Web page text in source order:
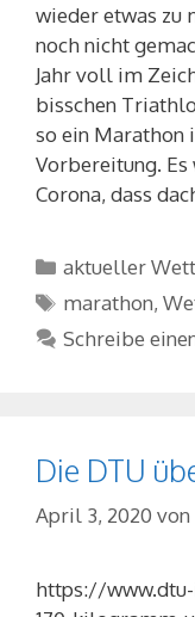
wieder etwas zu
noch nicht
Jahr voll im
bisschen
so ein Marathon
Vorbereitung.
Corona, dass
Kategorien
aktueller
Schlagwörter
marathon,
Schreibe
Die DTU
April 3, 2020 von
https://